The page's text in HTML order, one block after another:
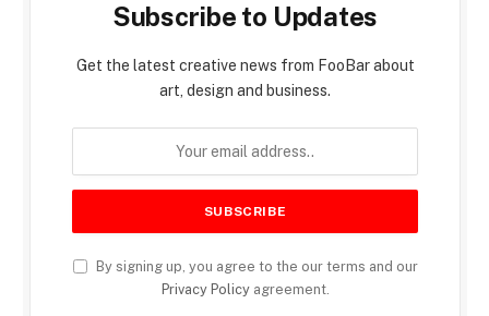
Subscribe to Updates
Get the latest creative news from FooBar about
art, design and business.
By signing up, you agree to the our terms and our
Privacy Policyagreement.